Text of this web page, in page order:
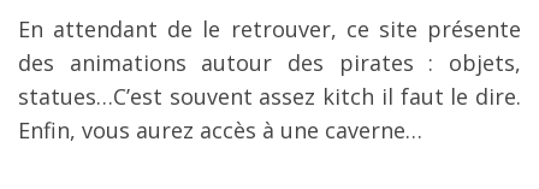
En attendant de le retrouver, ce site présente
des animations autour des pirates : objets,
statues…C’est souvent assez kitch il faut le dire.
Enfin, vous aurez accès à une caverne…